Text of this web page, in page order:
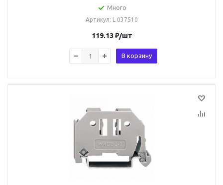
Много
Артикул: L 037510
119.13 ₽/шт
В корзину